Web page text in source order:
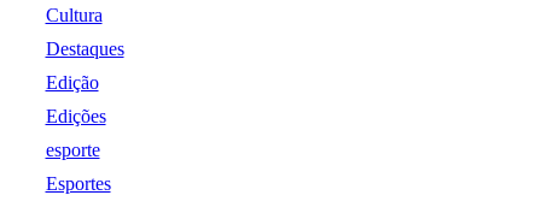
Cultura
Destaques
Edição
Edições
esporte
Esportes